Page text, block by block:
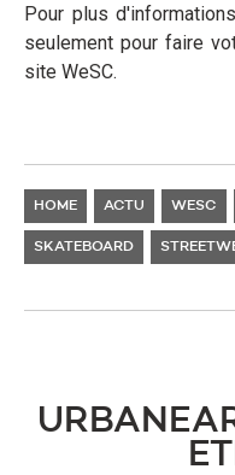
Pour plus
seulement pour faire
site WeSC.
HOME ACTU WESC
SKATEBOARD